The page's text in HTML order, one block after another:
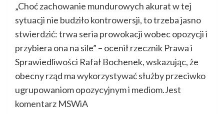
„Choć zachowanie mundurowych akurat w tej
sytuacji nie budziło kontrowersji, to trzeba jasno
stwierdzić: trwa seria prowokacji wobec opozycji i
przybiera ona na sile” – ocenił rzecznik Prawa i
Sprawiedliwości Rafał Bochenek, wskazując, że
obecny rząd ma wykorzystywać służby przeciwko
ugrupowaniom opozycyjnym i mediom.Jest
komentarz MSWiA